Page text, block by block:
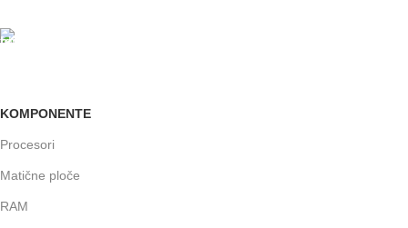
KOMPONENTE
Procesori
Matične ploče
RAM